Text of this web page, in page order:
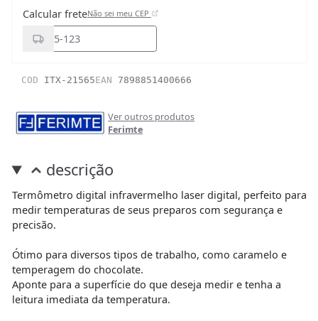
Calcular freteNão sei meu CEP
COD ITX-21565EAN 7898851400666
Ver outros produtos
Ferimte
descrição
Termômetro digital infravermelho laser digital, perfeito para
medir temperaturas de seus preparos com segurança e
precisão.
Ótimo para diversos tipos de trabalho, como caramelo e
temperagem do chocolate.
Aponte para a superfície do que deseja medir e tenha a
leitura imediata da temperatura.